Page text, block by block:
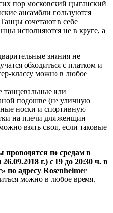
пор московский цыганский
ансамбли пользуются
сочетают в себе
исполняются не в круге, а
знания не
обходиться с платком и
классу можно в любое
танцевальные или
подошве (не уличную
носки и спортивную
на плечи для женщин
взять свои, если таковые
проводятся по средам в
г.) с 19 до 20:30 ч. в
по адресу Rosenheimer
можно в любое время.